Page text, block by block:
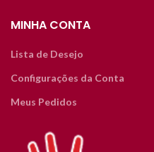
MINHA CONTA
Lista de Desejo
Configurações da Conta
Meus Pedidos